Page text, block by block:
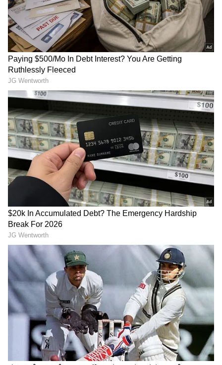
ಜ್ಯೂರಿಕ್‌ ನೇರ ವಿಮಾನ ಆರಂಭ, ಸ್ವಿಸ್ ಏರ್‌ಲೈನ್ಸ್‌ ಸಿಹಿ
ಸುದ್ದಿ
ಹುಬ್ಬಳ್ಳಿ ವಿಮಾನ ನಿಲ್ದಾಣಕ್ಕೆ ಹೈಟೆಕ್ ಸ್ಪರ್ಶ: ರಾಜ್ಯದಲ್ಲೇ
ಮೊದಲ ಬಾರಿಗೆ ಮೊಬೈಲ್ ಕಮಾಂಡ್ ಪೋಸ್ಟ್ ವಾಹನ
ನಿಯೋಜನೆ
ಏನಿದು ₹21,935 ಕೋಟಿ ರೂಪಾಯಿಗಳ ರಕ್ಷಣಾ
ಒಪ್ಪಂದ?
ಭಾರತ ಸರ್ಕಾರವು ವಾಯುಪಡೆಯ ಆಧುನೀಕರಣಕ್ಕಾಗಿ
ಒಟ್ಟು 56 ಏರ್‌ಬಸ್ ಸಿ-295 ವಿಮಾನಗಳನ್ನು ಖರೀದಿಸಲು
ಸ್ಪೇನ್ ಜೊತೆಗೆ ₹21,935 ಕೋಟಿ ರೂಪಾಯಿಗಳ ಬೃಹತ್
ರಕ್ಷಣಾ ಒಪ್ಪಂದಕ್ಕೆ ಸಹಿ ಹಾಕಿತ್ತು.
ಈ ಒಪ್ಪಂದದ ನಿಯಮಗಳ ಪ್ರಕಾರ:
16 ವಿಮಾನಗಳನ್ನು ಸ್ಪೇನ್‌ನಿಂದ ನೇರವಾಗಿ ಹಾರಾಟದ ಸಿದ್ಧ